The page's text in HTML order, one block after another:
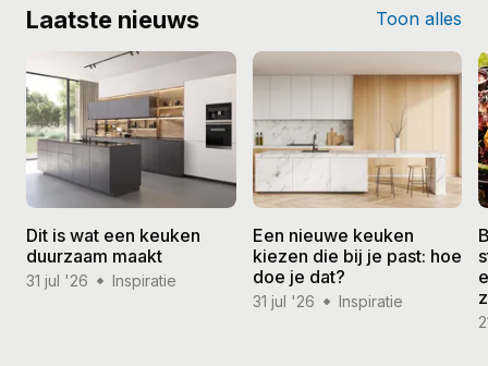
Laatste nieuws Toon alles
Dit is wat een keuken
duurzaam maakt
31 jul '26 Inspiratie
Een nieuwe keuken
kiezen die bij je past: hoe
doe je dat?
31 jul '26 Inspiratie